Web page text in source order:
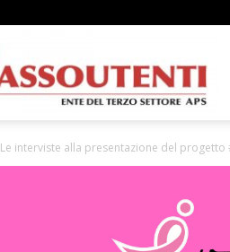
Le interviste alla presentazione del progetto